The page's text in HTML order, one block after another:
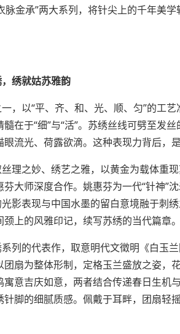
脉金承”两大系列，将针尖上的千年美
绣就姑苏雅韵
以“平、齐、和、光、顺、匀”的工
在于“细”与“活”。苏绣丝线可劈至发
流光、荷露欲滴。这种表现力背后，
之妙、绣艺之雅，以黄金为载体重
大师深度合作。姚惠芬为一代“针神”
影表现与中国水墨的留白意境融于刺
上的风雅印记，续写苏绣的当代篇章。
列的代表作，取意明代文徵明《白玉
扇为整体形制，定格玉兰盛放之姿，
意吉庆如意，两者结合传递春日生机
脚的细腻质感。佩戴于耳畔，团扇轻